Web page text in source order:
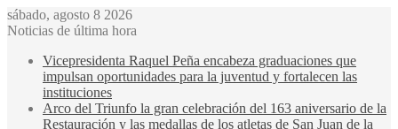
sábado, agosto 8 2026
Noticias de última hora
Vicepresidenta Raquel Peña encabeza graduaciones que
impulsan oportunidades para la juventud y fortalecen las
instituciones
Arco del Triunfo la gran celebración del 163 aniversario de la
Restauración y las medallas de los atletas de San Juan de la